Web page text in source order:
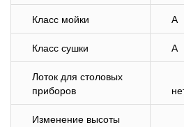
Класс мойки A
Класс сушки A
Лоток для столовых
приборов
Изменение высоты